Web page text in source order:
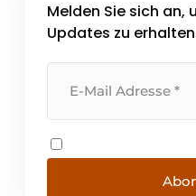
Melden Sie sich an,
Updates zu